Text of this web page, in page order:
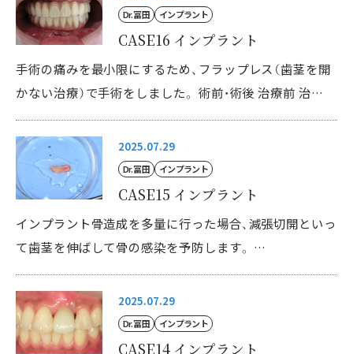
Dr. 冨田 インプラント
CASE16 インプラント
手術の痛みを最小限にするため、フラップレス（歯茎を開
かない治療）で手術をしました。 術前・術後 治療前 治…
2025.07.29
Dr. 冨田 インプラント
CASE15 インプラント
インプラント骨造成を多量に行った場合、減張切開といっ
て歯茎を伸ばして骨の感染を予防します。 …
2025.07.29
Dr. 冨田 インプラント
CASE14 インプラント
24時間WEB予約
スワン会グループ
インプラント用語集
インプラント説明会
新着情報